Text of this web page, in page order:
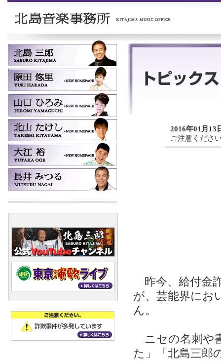
2016年01月13
ご注意くださ
昨今、給付金
が、芸能界にお
ん。
ニセの名刺や
た」「北島三郎